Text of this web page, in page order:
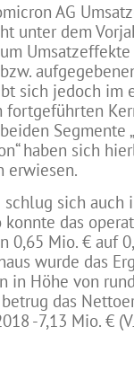
AG
unter dem
Umsatzeffekte
sich jedoch im
fortgeführten
Segmente
haben sich
erwiesen.
sich auch
das
0,65 Mio. € auf
wurde das
Höhe von
das
-7,13 Mio. €